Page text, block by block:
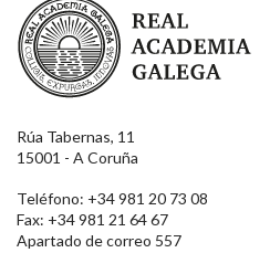
Rúa Tabernas, 11
15001 - A Coruña
Teléfono: +34 981 20 73 08
Fax: +34 981 21 64 67
Apartado de correo 557